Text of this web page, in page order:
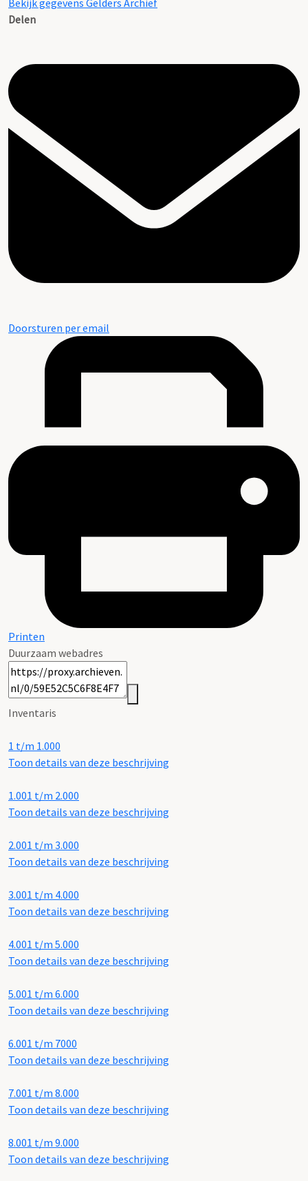
Bekijk gegevens Gelders Archief
Delen
Doorsturen per email
Printen
Duurzaam webadres
Inventaris
1 t/m 1.000
Toon details van deze beschrijving
1.001 t/m 2.000
Toon details van deze beschrijving
2.001 t/m 3.000
Toon details van deze beschrijving
3.001 t/m 4.000
Toon details van deze beschrijving
4.001 t/m 5.000
Toon details van deze beschrijving
5.001 t/m 6.000
Toon details van deze beschrijving
6.001 t/m 7000
Toon details van deze beschrijving
7.001 t/m 8.000
Toon details van deze beschrijving
8.001 t/m 9.000
Toon details van deze beschrijving